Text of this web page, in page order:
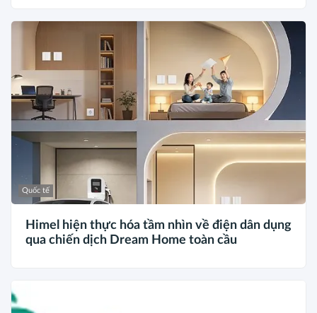
Quốc tế
Himel hiện thực hóa tầm nhìn về điện dân dụng
qua chiến dịch Dream Home toàn cầu